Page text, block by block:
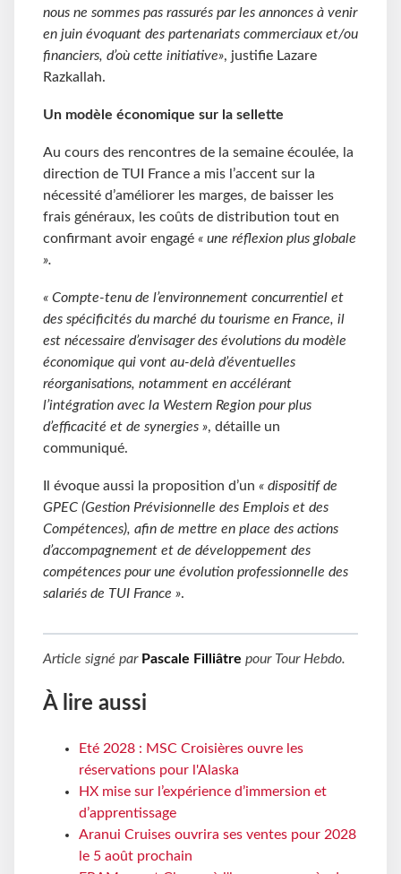
nous ne sommes pas rassurés par les annonces à venir
en juin évoquant des partenariats commerciaux et/ou
financiers, d’où cette initiative», justifie Lazare
Razkallah.
Un modèle économique sur la sellette
Au cours des rencontres de la semaine écoulée, la
direction de TUI France a mis l’accent sur la
nécessité d’améliorer les marges, de baisser les
frais généraux, les coûts de distribution tout en
confirmant avoir engagé « une réflexion plus globale
».
« Compte-tenu de l’environnement concurrentiel et
des spécificités du marché du tourisme en France, il
est nécessaire d’envisager des évolutions du modèle
économique qui vont au-delà d’éventuelles
réorganisations, notamment en accélérant
l’intégration avec la Western Region pour plus
d’efficacité et de synergies », détaille un
communiqué.
Il évoque aussi la proposition d’un « dispositif de
GPEC (Gestion Prévisionnelle des Emplois et des
Compétences), afin de mettre en place des actions
d’accompagnement et de développement des
compétences pour une évolution professionnelle des
salariés de TUI France ».
Article signé par Pascale Filliâtre pour Tour Hebdo.
À lire aussi
Eté 2028 : MSC Croisières ouvre les
réservations pour l'Alaska
HX mise sur l’expérience d’immersion et
d’apprentissage
Aranui Cruises ouvrira ses ventes pour 2028
le 5 août prochain